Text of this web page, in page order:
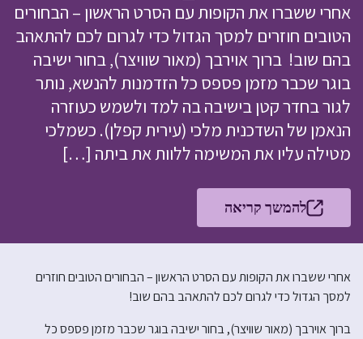
אחרי ששברו את הקופות עם הסרט הראשון – הבחורים
הטובים חוזרים למסך הגדול כדי לגרום לכם להתאהב
בהם שוב! ברוך אוירבך (מאור שוויצר), בחור ישיבה
בוגר שכבר מזמן פספס כל הזדמנות להנשא, נותר
לגור בחדר קטן בישיבה בה למד ולשמש כעוזרה
הנאמן של השדכנית מלכי (עירית קפלן). כשמלכי
מטילה עליו את המשימה ללוות את ביתה […]
להמשך קריאה
אחרי ששברו את הקופות עם הסרט הראשון – הבחורים הטובים חוזרים
למסך הגדול כדי לגרום לכם להתאהב בהם שוב!
ברוך אוירבך (מאור שוויצר), בחור ישיבה בוגר שכבר מזמן פספס כל